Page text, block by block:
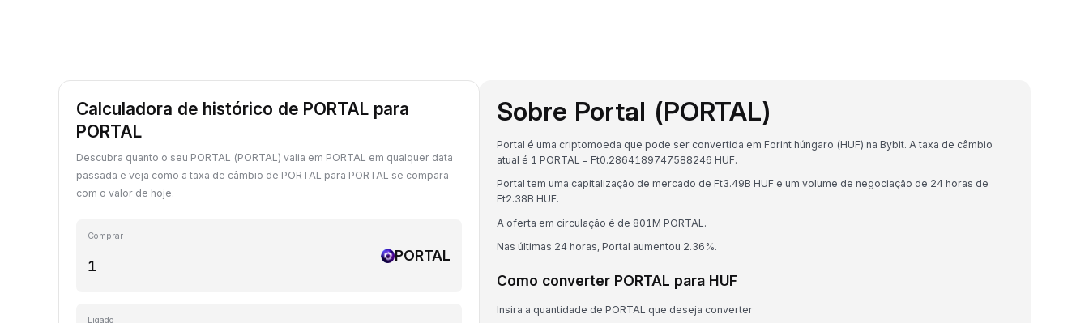
Calculadora de histórico de PORTAL para
PORTAL
Descubra quanto o seu PORTAL (PORTAL) valia em PORTAL em qualquer data
passada e veja como a taxa de câmbio de PORTAL para PORTAL se compara
com o valor de hoje.
Comprar
PORTAL
Ligado
Sobre Portal (PORTAL)
Portal é uma criptomoeda que pode ser convertida em Forint húngaro (HUF) na Bybit. A taxa de câmbio
atual é 1 PORTAL = Ft0.2864189747588246 HUF.
Portal tem uma capitalização de mercado de Ft3.49B HUF e um volume de negociação de 24 horas de
Ft2.38B HUF.
A oferta em circulação é de 801M PORTAL.
Nas últimas 24 horas, Portal aumentou 2.36%.
Como converter PORTAL para HUF
Insira a quantidade de PORTAL que deseja converter